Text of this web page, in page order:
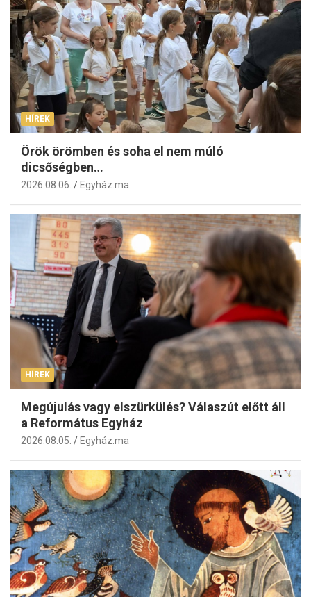
HÍREK
Örök örömben és soha el nem múló
dicsőségben…
2026.08.06. Egyház.ma
HÍREK
Megújulás vagy elszürkülés? Válaszút előtt áll
a Református Egyház
2026.08.05. Egyház.ma